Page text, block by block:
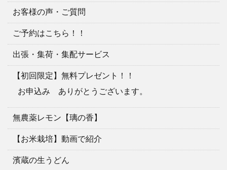
お客様の声・ご質問
ご予約はこちら！！
出張・集荷・集配サービス
【初回限定】無料プレゼント！！
お申込み ありがとうございます。
無農薬レモン【璃の香】
【お米栽培】動画で紹介
濱蔵の生うどん